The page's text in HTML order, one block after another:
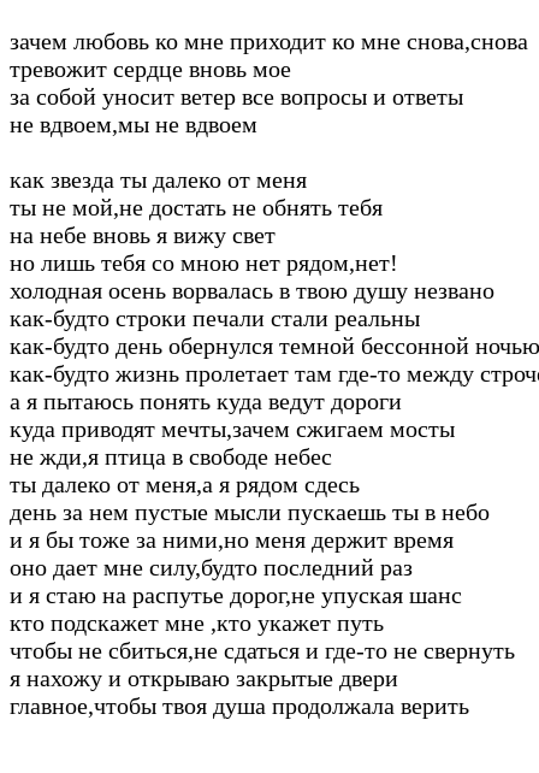
зачем любовь ко мне приходит ко мне снова,снова
тревожит сердце вновь мое
за собой уносит ветер все вопросы и ответы
не вдвоем,мы не вдвоем
как звезда ты далеко от меня
ты не мой,не достать не обнять тебя
на небе вновь я вижу свет
но лишь тебя со мною нет рядом,нет!
холодная осень ворвалась в твою душу незвано
как-будто строки печали стали реальны
как-будто день обернулся темной бессонной ночью
как-будто жизнь пролетает там где-то между
а я пытаюсь понять куда ведут дороги
куда приводят мечты,зачем сжигаем мосты
не жди,я птица в свободе небес
ты далеко от меня,а я рядом сдесь
день за нем пустые мысли пускаешь ты в небо
и я бы тоже за ними,но меня держит время
оно дает мне силу,будто последний раз
и я стаю на распутье дорог,не упуская шанс
кто подскажет мне ,кто укажет путь
чтобы не сбиться,не сдаться и где-то не свернуть
я нахожу и открываю закрытые двери
главное,чтобы твоя душа продолжала верить